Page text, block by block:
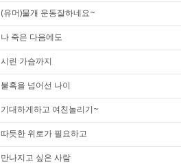
(유머)물개 운동잘하네요~
나 죽은 다음에도
시린 가슴까지
불혹을 넘어선 나이
기대하게하고 여친놀리기~
따듯한 위로가 필요하고
만나지고 싶은 사람